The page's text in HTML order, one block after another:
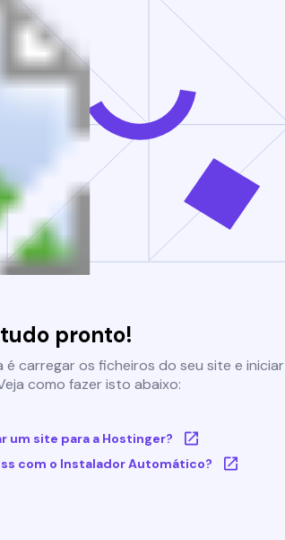
pronto!
carregar os ficheiros do seu site e iniciar
como fazer isto abaixo:
um site para a Hostinger?
com o Instalador Automático?